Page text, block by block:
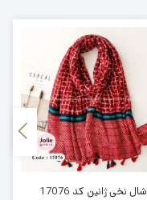
شال نخی ژانین کد 17076